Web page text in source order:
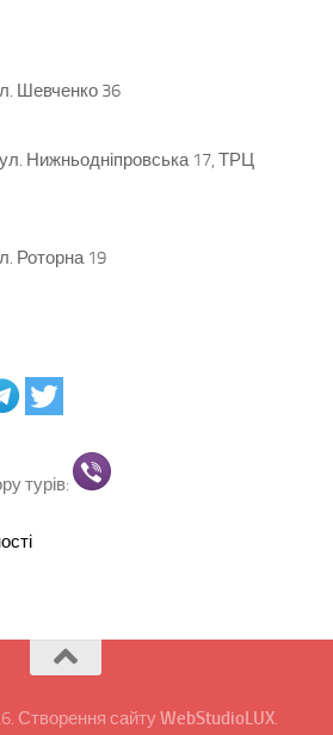
Шевченко 36
Нижньодніпровська 17, ТРЦ
Роторна 19
турів:
Створення сайту WebStudioLUX.